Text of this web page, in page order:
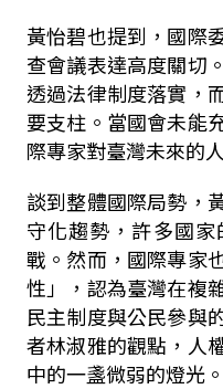
黃怡碧也提到，國際
查會議表達高度關切
透過法律制度落實，
要支柱。當國會未能
際專家對臺灣未來的
談到整體國際局勢，
守化趨勢，許多國
戰。然而，國際專家
性」，認為臺灣在複
民主制度與公民參與
者林淑雅的觀點，人
中的一盞微弱的燈光。